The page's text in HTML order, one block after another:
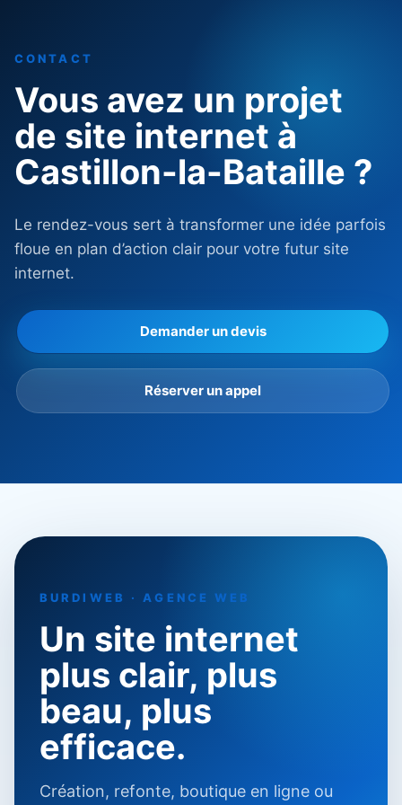
CONTACT
Vous avez un projet
de site internet à
Castillon-la-Bataille ?
Le rendez-vous sert à transformer une idée parfois
floue en plan d’action clair pour votre futur site
internet.
Demander un devis
Réserver un appel
BURDIWEB · AGENCE WEB
Un site internet
plus clair, plus
beau, plus
efficace.
Création, refonte, boutique en ligne ou